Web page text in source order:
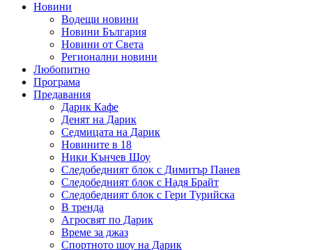
Новини
Водещи новини
Новини България
Новини от Света
Регионални новини
Любопитно
Програма
Предавания
Дарик Кафе
Денят на Дарик
Седмицата на Дарик
Новините в 18
Ники Кънчев Шоу
Следобедният блок с Димитър Панев
Следобедният блок с Надя Брайт
Следобедният блок с Гери Турийска
В тренда
Агросвят по Дарик
Време за джаз
Спортното шоу на Дарик